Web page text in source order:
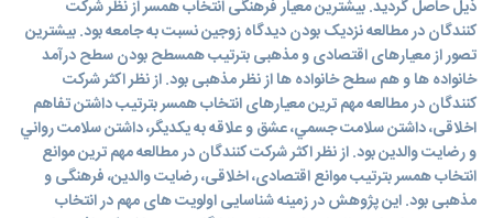
ذیل حاصل گرديد. بیشترین معیار فرهنگی انتخاب همسر از نظر شرکت
کنندگان در مطالعه نزدیک بودن دیدگاه زوجین نسبت به جامعه بود. بیشترین
تصور از معیارهای اقتصادی و مذهبی بترتیب همسطح بودن سطح درآمد
خانواده ها و هم سطح خانواده ها از نظر مذهبی بود. از نظر اکثر شرکت
کنندگان در مطالعه مهم ترین معیارهای انتخاب همسر بترتیب داشتن تفاهم
اخلاقی، داشتن سلامت جسمي، عشق و علاقه به یکدیگر، داشتن سلامت رواني
و رضایت والدین بود. از نظر اکثر شرکت کنندگان در مطالعه مهم ترین موانع
انتخاب همسر بترتیب موانع اقتصادی، اخلاقی، رضایت والدین، فرهنگی و
مذهبی بود. این پژوهش در زمینه شناسایی اولویت های مهم در انتخاب